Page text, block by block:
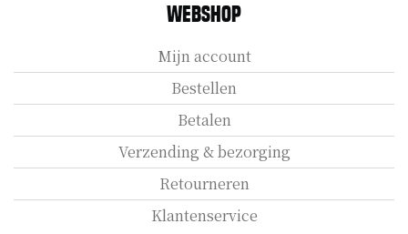
Webshop
Mijn account
Bestellen
Betalen
Verzending & bezorging
Retourneren
Klantenservice